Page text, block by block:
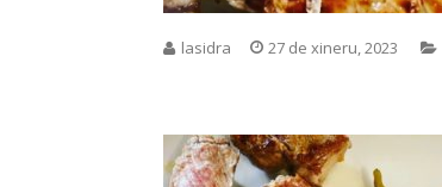
lasidra 27 de xineru, 2023